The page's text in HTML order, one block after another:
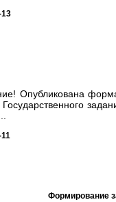
Опубликована
Государственного
Формирование